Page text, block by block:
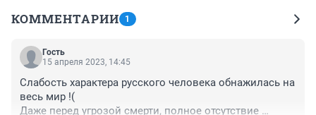
КОММЕНТАРИИ 1
Гость
15 апреля 2023, 14:45
Слабость характера русского человека обнажилась на
весь мир !(
Даже перед угрозой смерти, полное отсутствие